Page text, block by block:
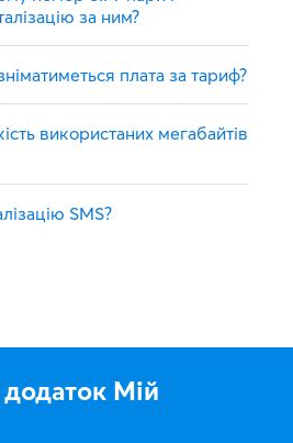
за ним?
плата за тариф?
використаних мегабайтів
SMS?
Мій